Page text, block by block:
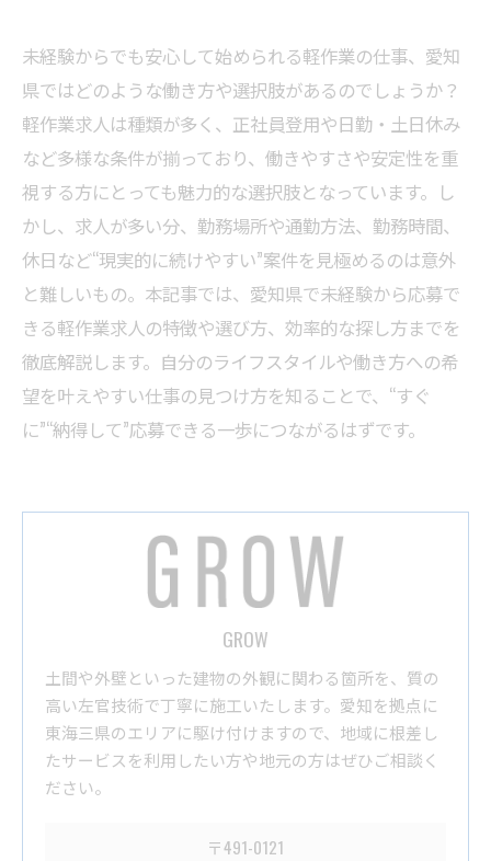
未経験からでも安心して始められる軽作業の仕事、愛知
県ではどのような働き方や選択肢があるのでしょうか？
軽作業求人は種類が多く、正社員登用や日勤・土日休み
など多様な条件が揃っており、働きやすさや安定性を重
視する方にとっても魅力的な選択肢となっています。し
かし、求人が多い分、勤務場所や通勤方法、勤務時間、
休日など“現実的に続けやすい”案件を見極めるのは意外
と難しいもの。本記事では、愛知県で未経験から応募で
きる軽作業求人の特徴や選び方、効率的な探し方までを
徹底解説します。自分のライフスタイルや働き方への希
望を叶えやすい仕事の見つけ方を知ることで、“すぐ
に”“納得して”応募できる一歩につながるはずです。
GROW
土間や外壁といった建物の外観に関わる箇所を、質の
高い左官技術で丁寧に施工いたします。愛知を拠点に
東海三県のエリアに駆け付けますので、地域に根差し
たサービスを利用したい方や地元の方はぜひご相談く
ださい。
〒491-0121